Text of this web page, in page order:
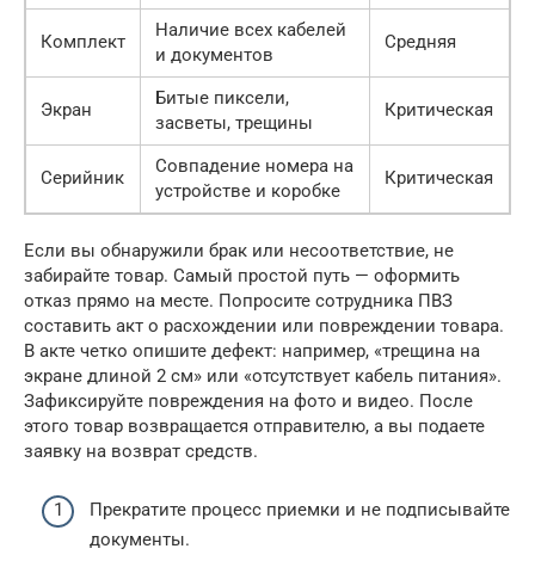
Комплект
Наличие всех кабелей
и документов
Средняя
Экран
Битые пиксели,
засветы, трещины
Критическая
Серийник
Совпадение номера на
устройстве и коробке
Критическая
Если вы обнаружили брак или несоответствие, не
забирайте товар. Самый простой путь — оформить
отказ прямо на месте. Попросите сотрудника ПВЗ
составить акт о расхождении или повреждении товара.
В акте четко опишите дефект: например, «трещина на
экране длиной 2 см» или «отсутствует кабель питания».
Зафиксируйте повреждения на фото и видео. После
этого товар возвращается отправителю, а вы подаете
заявку на возврат средств.
Прекратите процесс приемки и не подписывайте
документы.